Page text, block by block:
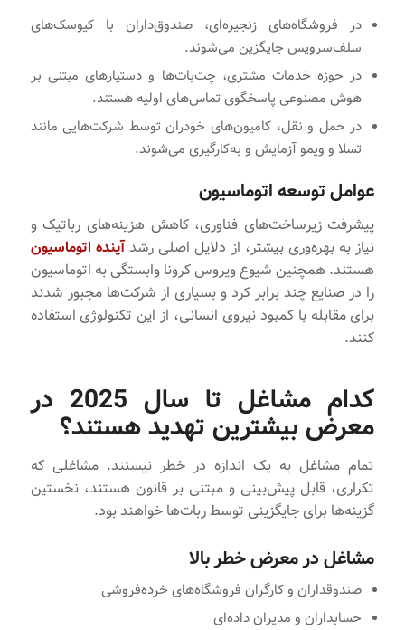
در فروشگاه‌های زنجیره‌ای، صندوق‌داران با کیوسک‌های
سلف‌سرویس جایگزین می‌شوند.
در حوزه خدمات مشتری، چت‌بات‌ها و دستیارهای مبتنی بر
هوش مصنوعی پاسخگوی تماس‌های اولیه هستند.
در حمل و نقل، کامیون‌های خودران توسط شرکت‌هایی مانند
تسلا و ویمو آزمایش و به‌کارگیری می‌شوند.
عوامل توسعه اتوماسیون
پیشرفت زیرساخت‌های فناوری، کاهش هزینه‌های رباتیک و
نیاز به بهره‌وری بیشتر، از دلایل اصلی رشدآینده اتوماسیون
هستند. همچنین شیوع ویروس کرونا وابستگی به اتوماسیون
را در صنایع چند برابر کرد و بسیاری از شرکت‌ها مجبور شدند
برای مقابله با کمبود نیروی انسانی، از این تکنولوژی استفاده
کنند.
کدام مشاغل تا سال 2025 در
معرض بیشترین تهدید هستند؟
تمام مشاغل به یک اندازه در خطر نیستند. مشاغلی که
تکراری، قابل پیش‌بینی و مبتنی بر قانون هستند، نخستین
گزینه‌ها برای جایگزینی توسط ربات‌ها خواهند بود.
مشاغل در معرض خطر بالا
صندوقداران و کارگران فروشگاه‌های خرده‌فروشی
حسابداران و مدیران داده‌ای